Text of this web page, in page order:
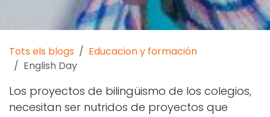
Tots els blogs
Educacion y formación
English Day
Los proyectos de bilingüismo de los colegios,
necesitan ser nutridos de proyectos que